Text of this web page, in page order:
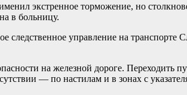
экстренное торможение, но
в больницу.
управление на транспорте
на железной дороге. Переходить
— по настилам и в зонах с